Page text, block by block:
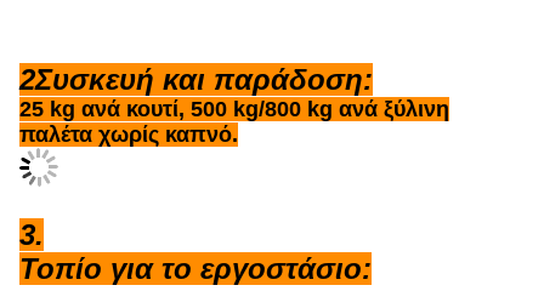
2Συσκευή και παράδοση:
25 kg ανά κουτί, 500 kg/800 kg ανά ξύλινη
παλέτα χωρίς καπνό.
3.
Τοπίο για το εργοστάσιο: